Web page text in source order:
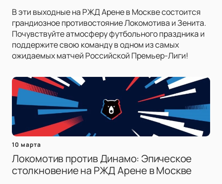
В эти выходные на РЖД Арене в Москве состоится
грандиозное противостояние Локомотива и Зенита.
Почувствуйте атмосферу футбольного праздника и
поддержите свою команду в одном из самых
ожидаемых матчей Российской Премьер-Лиги!
10 марта
Локомотив против Динамо: Эпическое
столкновение на РЖД Арене в Москве